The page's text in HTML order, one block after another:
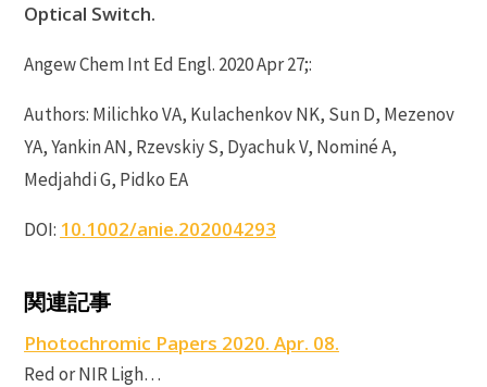
Optical Switch.
Angew Chem Int Ed Engl. 2020 Apr 27;:
Authors: Milichko VA, Kulachenkov NK, Sun D, Mezenov
YA, Yankin AN, Rzevskiy S, Dyachuk V, Nominé A,
Medjahdi G, Pidko EA
DOI: 10.1002/anie.202004293
関連記事
Photochromic Papers 2020. Apr. 08.
Red or NIR Ligh…